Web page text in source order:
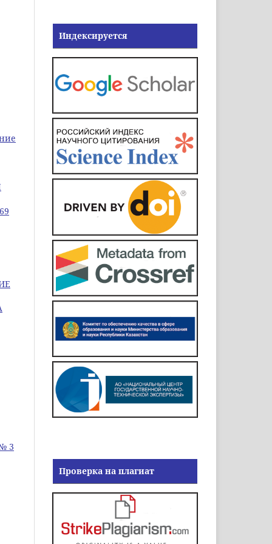
3
Индексируется
Проверка на плагиат